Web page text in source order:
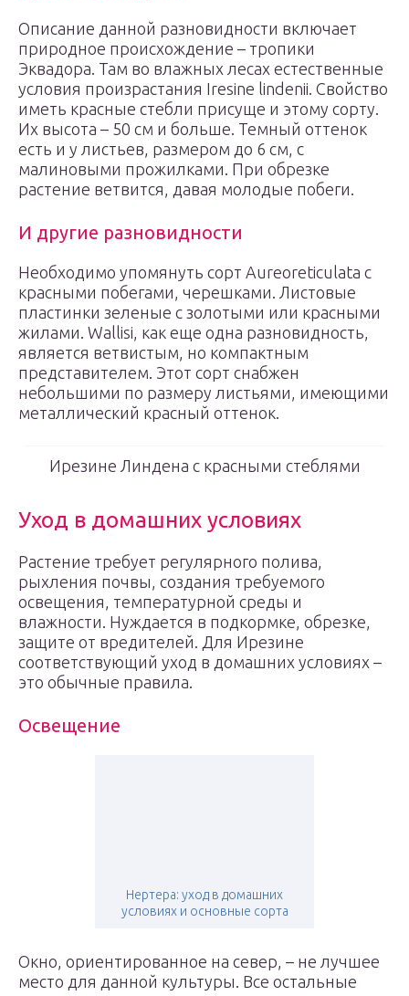
Описание данной разновидности включает
природное происхождение – тропики
Эквадора. Там во влажных лесах естественные
условия произрастания Iresine lindenii. Свойство
иметь красные стебли присуще и этому сорту.
Их высота – 50 см и больше. Темный оттенок
есть и у листьев, размером до 6 см, с
малиновыми прожилками. При обрезке
растение ветвится, давая молодые побеги.
И другие разновидности
Необходимо упомянуть сорт Aureoreticulata с
красными побегами, черешками. Листовые
пластинки зеленые с золотыми или красными
жилами. Wallisi, как еще одна разновидность,
является ветвистым, но компактным
представителем. Этот сорт снабжен
небольшими по размеру листьями, имеющими
металлический красный оттенок.
Ирезине Линдена с красными стеблями
Уход в домашних условиях
Растение требует регулярного полива,
рыхления почвы, создания требуемого
освещения, температурной среды и
влажности. Нуждается в подкормке, обрезке,
защите от вредителей. Для Ирезине
соответствующий уход в домашних условиях –
это обычные правила.
Освещение
Нертера: уход в домашних
условиях и основные сорта
Окно, ориентированное на север, – не лучшее
место для данной культуры. Все остальные